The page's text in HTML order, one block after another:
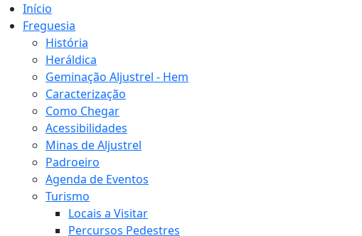
Início
Freguesia
História
Heráldica
Geminação Aljustrel - Hem
Caracterização
Como Chegar
Acessibilidades
Minas de Aljustrel
Padroeiro
Agenda de Eventos
Turismo
Locais a Visitar
Percursos Pedestres